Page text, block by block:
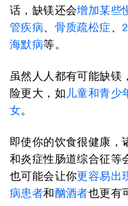
话，缺镁还会增加某些
管疾病、 骨质疏松症、 2
海默病等。
虽然人人都有可能缺镁
险更大，如 儿童和青少
女。
即使你的饮食很健康，
和炎症性肠道综合征等
也可能会让你更容易出
病患者和酗酒者也更有